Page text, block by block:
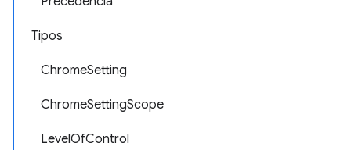
Tipos
ChromeSetting
ChromeSettingScope
LevelOfControl